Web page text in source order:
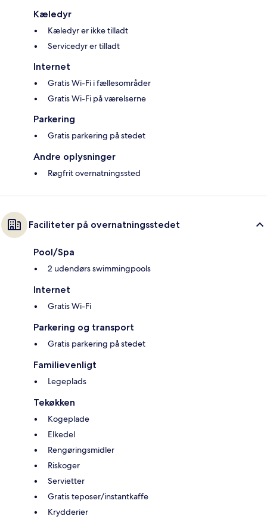
Kæledyr
Kæledyr er ikke tilladt
Servicedyr er tilladt
Internet
Gratis Wi-Fi i fællesområder
Gratis Wi-Fi på værelserne
Parkering
Gratis parkering på stedet
Andre oplysninger
Røgfrit overnatningssted
Faciliteter på overnatningsstedet
Pool/Spa
2 udendørs swimmingpools
Internet
Gratis Wi-Fi
Parkering og transport
Gratis parkering på stedet
Familievenligt
Legeplads
Tekøkken
Kogeplade
Elkedel
Rengøringsmidler
Riskoger
Servietter
Gratis teposer/instantkaffe
Krydderier